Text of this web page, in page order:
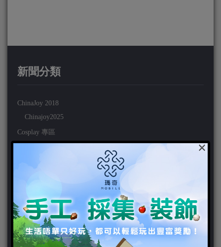
新聞分類
ChinaJoy 2018
Chinajoy2025
Cosplay 專區
天堂2:革命 新聞
好康活動
官方虛寶
×